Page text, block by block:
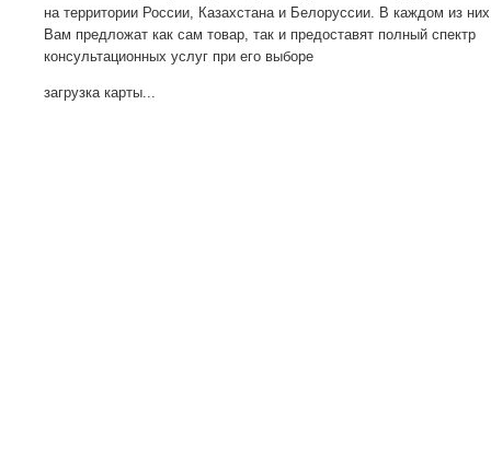
на территории России, Казахстана и Белоруссии. В каждом из них
Вам предложат как сам товар, так и предоставят полный спектр
консультационных услуг при его выборе
загрузка карты...